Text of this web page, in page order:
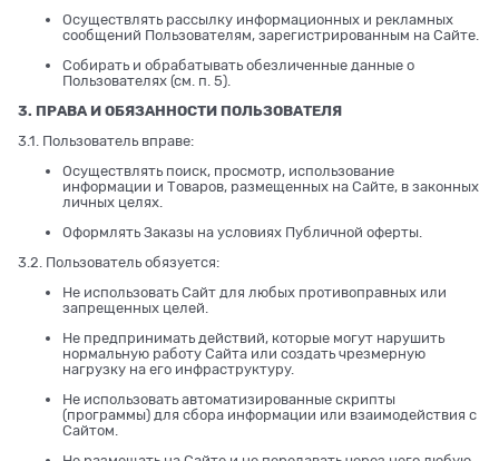
Осуществлять рассылку информационных и рекламных
сообщений Пользователям, зарегистрированным на Сайте.
Собирать и обрабатывать обезличенные данные о
Пользователях (см. п. 5).
3. ПРАВА И ОБЯЗАННОСТИ ПОЛЬЗОВАТЕЛЯ
3.1. Пользователь вправе:
Осуществлять поиск, просмотр, использование
информации и Товаров, размещенных на Сайте, в законных
личных целях.
Оформлять Заказы на условиях Публичной оферты.
3.2. Пользователь обязуется:
Не использовать Сайт для любых противоправных или
запрещенных целей.
Не предпринимать действий, которые могут нарушить
нормальную работу Сайта или создать чрезмерную
нагрузку на его инфраструктуру.
Не использовать автоматизированные скрипты
(программы) для сбора информации или взаимодействия с
Сайтом.